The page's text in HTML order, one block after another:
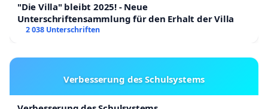
"Die Villa" bleibt 2025! - Neue
Unterschriftensammlung für den Erhalt der Villa
2 038 Unterschriften
Verbesserung des Schulsystems